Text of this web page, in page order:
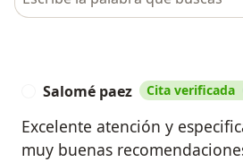
Salomé paez Cita verificada
Excelente atención y
muy buenas